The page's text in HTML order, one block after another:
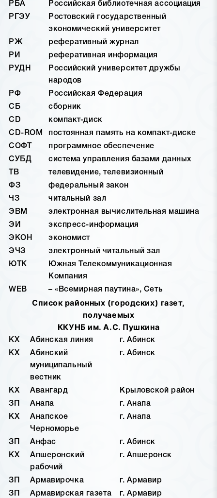
РБА
Российская библиотечная ассоциация
РГЭУ
Ростовский государственный
экономический университет
РЖ
реферативный журнал
РИ
реферативная информация
РУДН
Российский университет дружбы
народов
РФ
Российская Федерация
СБ
сборник
CD
компакт-диск
CD-ROM
постоянная память на компакт-диске
СОФТ
программное обеспечение
СУБД
система управления базами данных
ТВ
телевидение, телевизионный
ФЗ
федеральный закон
ЧЗ
читальный зал
ЭВМ
электронная вычислительная машина
ЭИ
экспресс-информация
ЭКОН
экономист
ЭЧЗ
электронный читальный зал
ЮТК
Южная Телекоммуникационная
Компания
WEB
– «Всемирная паутина», Сеть
Список районных (городских) газет,
получаемых
ККУНБ им. А.С. Пушкина
КХ Абинская линия
г. Абинск
КХ
Абинский
муниципальный
вестник
г. Абинск
КХ Авангард
Крыловской район
ЗП
Анапа
г. Анапа
КХ
Анапское
Черноморье
г. Анапа
ЗП Анфас
г. Абинск
КХ
Апшеронский
рабочий
г. Апшеронск
ЗП Армавирочка
г. Армавир
ЗП
Армавирская газета
г. Армавир